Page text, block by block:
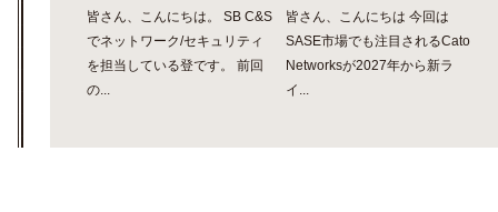
皆さん、こんにちは。 SB C&S
でネットワーク/セキュリティ
を担当している登です。 前回
の...
皆さん、こんにちは 今回は
SASE市場でも注目されるCato
Networksが2027年から新ラ
イ...